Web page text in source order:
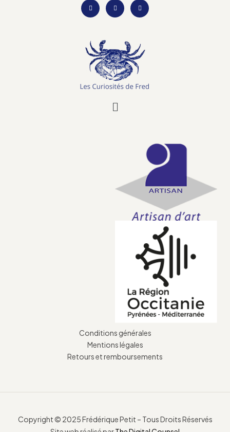
Conditions générales
Mentions légales
Retours et remboursements
Copyright © 2025 Frédérique Petit – Tous Droits Réservés